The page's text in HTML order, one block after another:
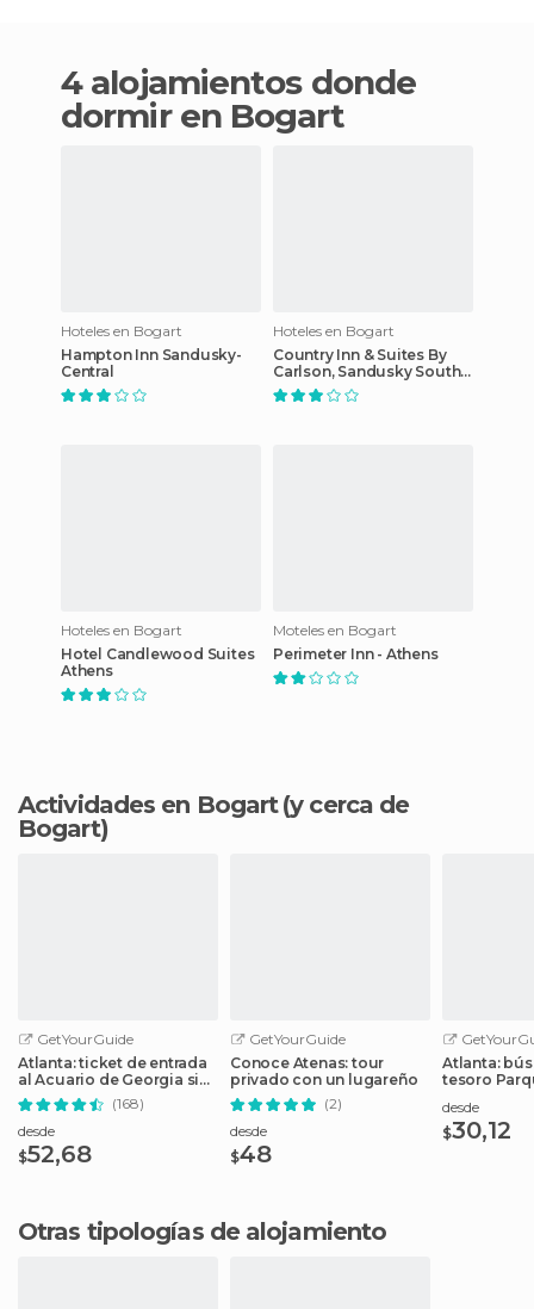
4 alojamientos donde
dormir en Bogart
Hoteles en Bogart
Hampton Inn Sandusky-
Central
Hoteles en Bogart
Country Inn & Suites By
Carlson, Sandusky South,
OH
Hoteles en Bogart
Hotel Candlewood Suites
Athens
Moteles en Bogart
Perimeter Inn - Athens
Actividades en Bogart (y cerca de
Bogart)
GetYourGuide
Atlanta: ticket de entrada
al Acuario de Georgia sin
colas en taquilla
(168)
desde
$52,68
GetYourGuide
Conoce Atenas: tour
privado con un lugareño
(2)
desde
$48
Atlanta:
tesoro
desde
$30,12
Otras tipologías de alojamiento